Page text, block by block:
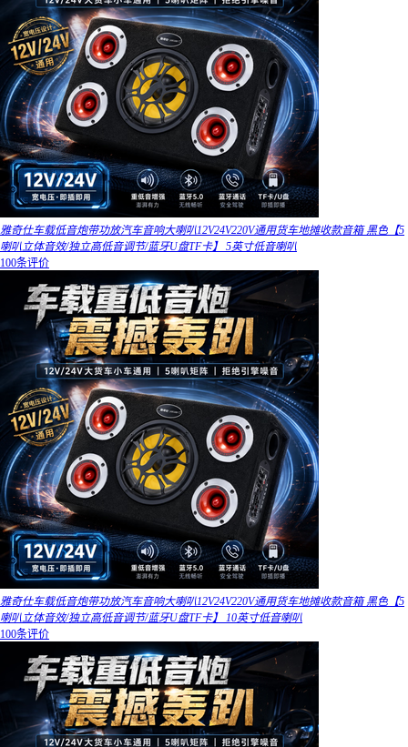
雅奇仕车载低音炮带功放汽车音响大喇叭12V24V220V通用货车地摊收款音箱 黑色【5
喇叭立体音效/独立高低音调节/蓝牙U盘TF卡】 5英寸低音喇叭
100条评价
雅奇仕车载低音炮带功放汽车音响大喇叭12V24V220V通用货车地摊收款音箱 黑色【5
喇叭立体音效/独立高低音调节/蓝牙U盘TF卡】 10英寸低音喇叭
100条评价